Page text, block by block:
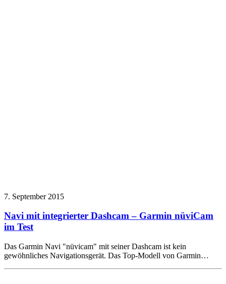
7. September 2015
Navi mit integrierter Dashcam – Garmin nüviCam
im Test
Das Garmin Navi "nüvicam" mit seiner Dashcam ist kein
gewöhnliches Navigationsgerät. Das Top-Modell von Garmin…